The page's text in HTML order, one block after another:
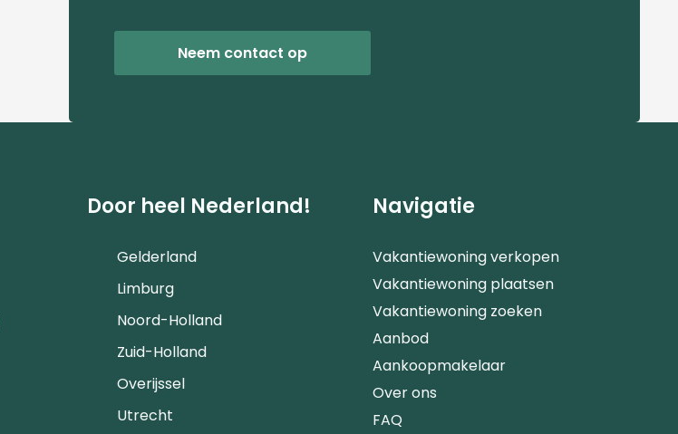
Neem contact op
Door heel Nederland!
Gelderland
Limburg
Noord-Holland
Zuid-Holland
Overijssel
Utrecht
Navigatie
Vakantiewoning verkopen
Vakantiewoning plaatsen
Vakantiewoning zoeken
Aanbod
Aankoopmakelaar
Over ons
FAQ